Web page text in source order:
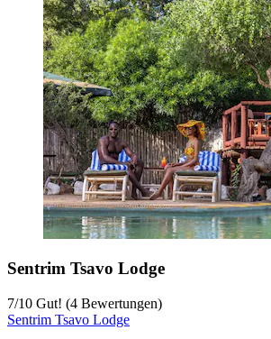
Sentrim Tsavo Lodge
7/10 Gut! (4 Bewertungen)
Sentrim Tsavo Lodge